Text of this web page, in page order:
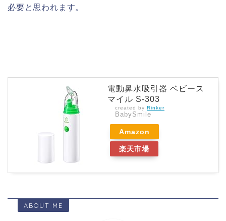
必要と思われます。
電動鼻水吸引器 ベビース
マイル S-303
created by Rinker
BabySmile
Amazon
楽天市場
ABOUT ME